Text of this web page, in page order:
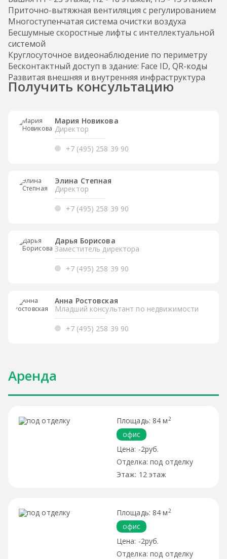
Приточно-вытяжная вентиляция с регулированием
Многоступенчатая система очистки воздуха
Бесшумные скоростные лифты с интеллектуальной
системой
Круглосуточное видеонаблюдение по периметру
Бесконтактный доступ в здание: Face ID, QR-коды
Развитая внешняя и внутренняя инфраструктура
Получить консультацию
Мария Новикова
Директор
+7 (495) 258 39 90
Элина Степная
Директор
+7 (495) 258 39 90
Дарья Борисова
Заместитель директора
+7 (495) 258 39 90
Анна Ростовская
Младший консультант по недвижимости
+7 (495) 258 39 90
Аренда
84 м 2
офис
-2руб.
под отделку
12 этаж
84 м 2
офис
-2руб.
под отделку